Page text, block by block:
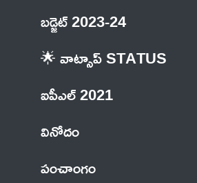
బడ్జెట్ 2023-24
🌟 వాట్సాప్ STATUS
ఐపీఎల్ 2021
వినోదం
పంచాంగం